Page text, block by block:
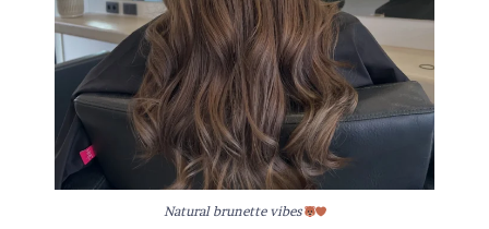
Natural brunette vibes